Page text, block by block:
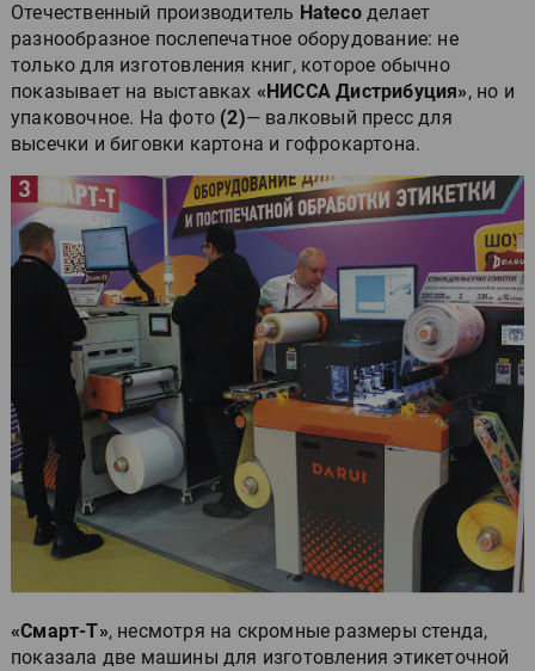
Отечественный производитель Hatecoделает
разнообразное послепечатное оборудование: не
только для изготовления книг, которое обычно
показывает на выставках «НИССА Дистрибуция», но и
упаковочное. На фото (2)— валковый пресс для
высечки и биговки картона и гофрокартона.
«Смарт-Т», несмотря на скромные размеры стенда,
показала две машины для изготовления этикеточной